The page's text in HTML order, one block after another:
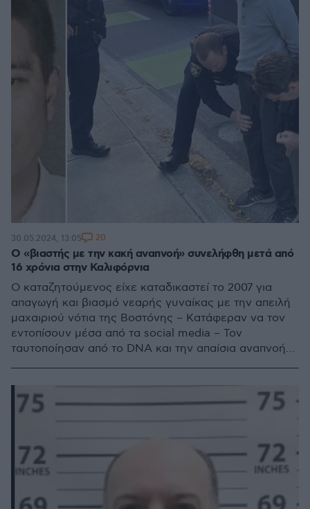
Ο «βιαστής με την κακή αναπνοή» συνελήφθη μετά από
16 χρόνια στην Καλιφόρνια
Ο καταζητούμενος είχε καταδικαστεί το 2007 για
απαγωγή και βιασμό νεαρής γυναίκας με την απειλή
μαχαιριού νότια της Βοστόνης – Κατάφεραν να τον
εντοπίσουν μέσα από τα social media – Τον
ταυτοποίησαν από το DNA και την απαίσια αναπνοή
30.05.2024, 13:05 20